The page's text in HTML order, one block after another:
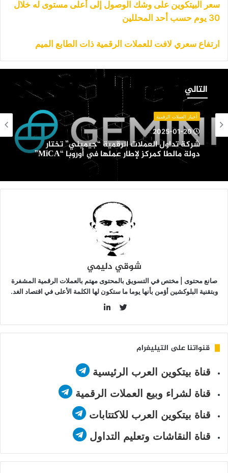
سعر البيتكوين على وشك الوصول إلى أعلى مستوى له خلال
30 يوم حسب أحد المحللين
ارتفاع سعري لافت للعملات الرقمية ذات الطابع الميم
التالي
“جيميني”
تختار
دولة
مالطا
عملها
في
أخبار العملات الرقمية
2025-01-20
شركة تداول العملات الرقمية “جيميني” تختار
دولة مالطا كمركز لإطار عملها في أوروبا “MiCA”
شوقي دليمي
صانع محتوى | مختص في التسويق بالمحتوى مهتم بالعملات الرقمية المشفرة
وبتقنية البلوكشين أؤمن بأنها يوما ما ستكون لها الكلمة الأعلى في اقتصاد الغد.
قنواتنا على التيليغرام
قناة بيتكوين العرب الرئيسية
قناة لشراء وبيع العملات الرقمية
قناة بيتكوين العرب للاكتتابات
قناة النقاشات وتعليم التداول